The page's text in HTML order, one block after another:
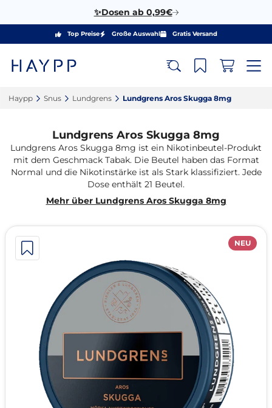
✨Dosen ab 0,99€
Top Preise Große Auswahl Gratis Versand
Haypp‎ Snus‎ Lundgrens‎ Lundgrens Aros Skugga 8mg‎
NEU
Lundgrens Aros Skugga 8mg
Lundgrens Aros Skugga 8mg ist ein Nikotinbeutel-Produkt
mit dem Geschmack Tabak. Die Beutel haben das Format
Normal und die Nikotinstärke ist als Stark klassifiziert. Jede
Dose enthält 21 Beutel.
Mehr über Lundgrens Aros Skugga 8mg